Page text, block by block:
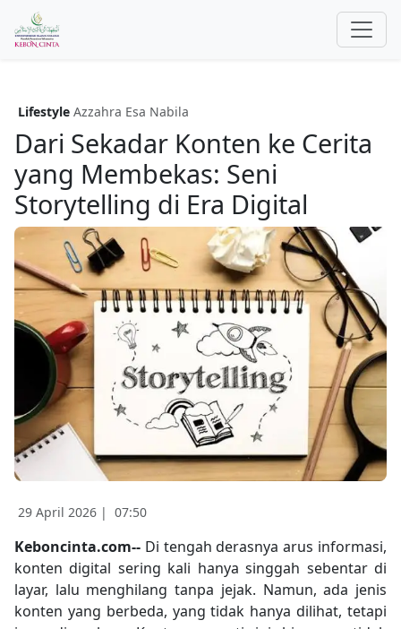
Lifestyle Azzahra Esa Nabila
Dari Sekadar Konten ke Cerita
yang Membekas: Seni
Storytelling di Era Digital
29 April 2026 | 07:50
Keboncinta.com-- Di tengah derasnya arus informasi,
konten digital sering kali hanya singgah sebentar di
layar, lalu menghilang tanpa jejak. Namun, ada jenis
konten yang berbeda, yang tidak hanya dilihat, tetapi